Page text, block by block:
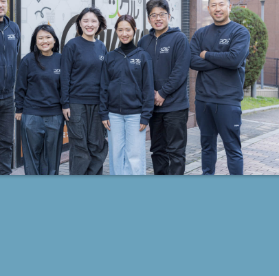
ミュニケーション
段を適切に選択、活用し、環境の理